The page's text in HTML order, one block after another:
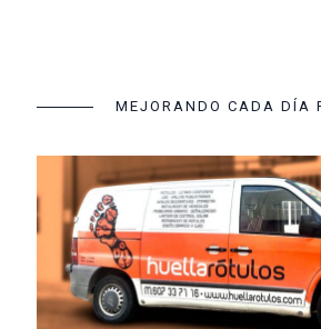
MEJORANDO CADA DÍA